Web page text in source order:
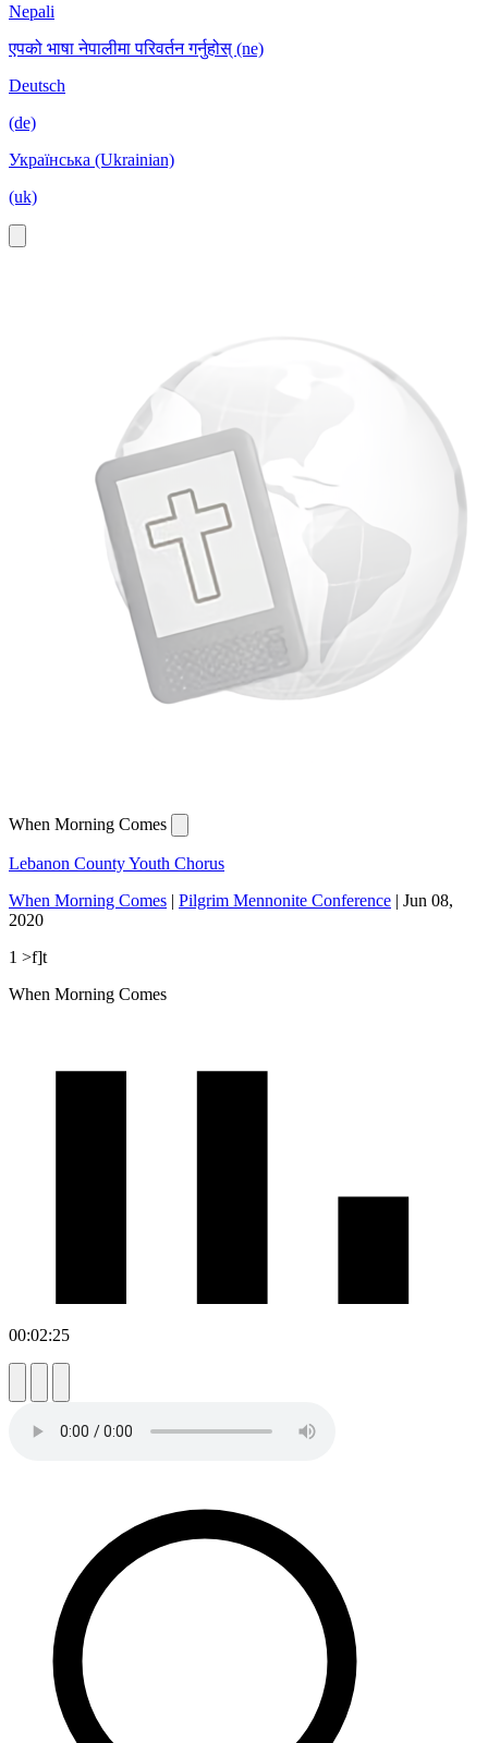
Nepali
एपको भाषा नेपालीमा परिवर्तन गर्नुहोस् (ne)
Deutsch
(de)
Українська (Ukrainian)
(uk)
When Morning Comes
Lebanon County Youth Chorus
When Morning Comes | Pilgrim Mennonite Conference | Jun 08,
2020
1 >f]t
When Morning Comes
00:02:25